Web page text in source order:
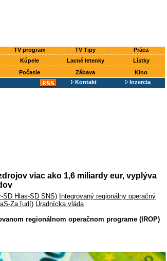
TV program TV Tipy
Práca
Kúpele Lacné letenky
Lístky
Počasie Zábava
Kino
Kontakt Inzercia
viac ako 1,6 miliardy eur, vyplýva
SD Hlas-SD SNS) Integrovaný regionálny operačný
Za ľudí) Úradnícka vláda
regionálnom operačnom programe (IROP)